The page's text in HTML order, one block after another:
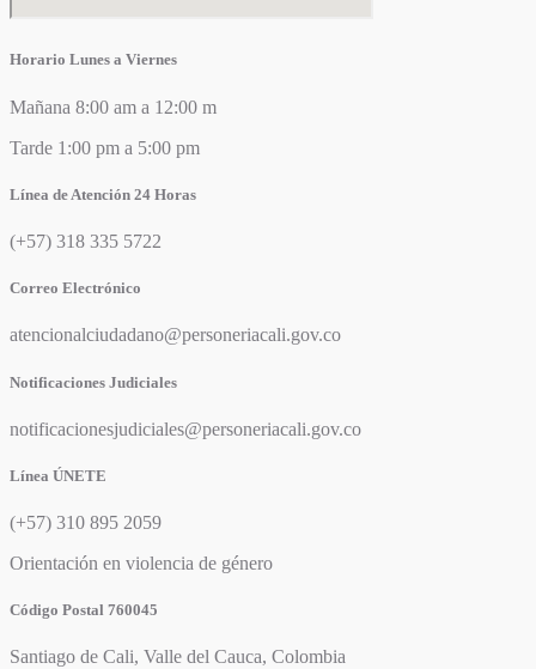
Horario Lunes a Viernes
Mañana 8:00 am a 12:00 m
Tarde 1:00 pm a 5:00 pm
Línea de Atención 24 Horas
(+57) 318 335 5722
Correo Electrónico
atencionalciudadano@personeriacali.gov.co
Notificaciones Judiciales
notificacionesjudiciales@personeriacali.gov.co
Línea ÚNETE
(+57) 310 895 2059
Orientación en violencia de género
Código Postal 760045
Santiago de Cali, Valle del Cauca, Colombia